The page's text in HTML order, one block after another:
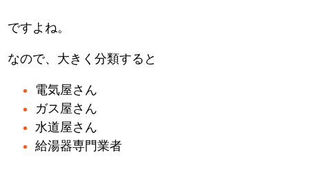
ですよね。
なので、大きく分類すると
電気屋さん
ガス屋さん
水道屋さん
給湯器専門業者